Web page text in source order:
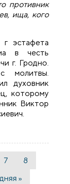
противник
ища, кого
эстафета
в честь
г. Гродно.
молитвы.
духовник
которому
Виктор
посетили
главы
7
8
»